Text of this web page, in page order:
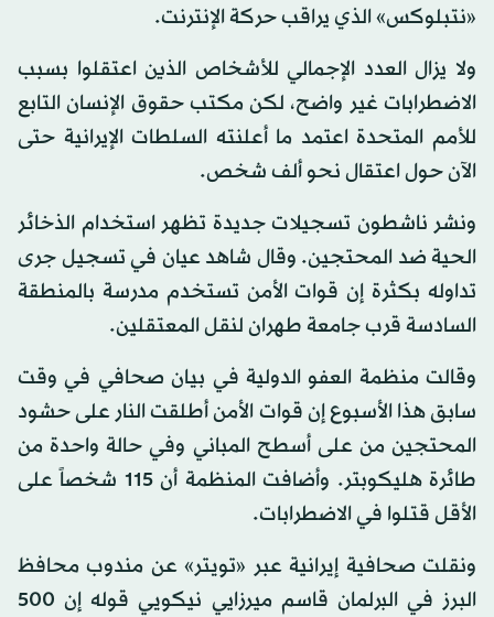
«نتبلوكس» الذي يراقب حركة الإنترنت.
ولا يزال العدد الإجمالي للأشخاص الذين اعتقلوا بسبب
الاضطرابات غير واضح، لكن مكتب حقوق الإنسان التابع
للأمم المتحدة اعتمد ما أعلنته السلطات الإيرانية حتى
الآن حول اعتقال نحو ألف شخص.
ونشر ناشطون تسجيلات جديدة تظهر استخدام الذخائر
الحية ضد المحتجين. وقال شاهد عيان في تسجيل جرى
تداوله بكثرة إن قوات الأمن تستخدم مدرسة بالمنطقة
السادسة قرب جامعة طهران لنقل المعتقلين.
وقالت منظمة العفو الدولية في بيان صحافي في وقت
سابق هذا الأسبوع إن قوات الأمن أطلقت النار على حشود
المحتجين من على أسطح المباني وفي حالة واحدة من
طائرة هليكوبتر. وأضافت المنظمة أن 115 شخصاً على
الأقل قتلوا في الاضطرابات.
ونقلت صحافية إيرانية عبر «تويتر» عن مندوب محافظ
البرز في البرلمان قاسم ميرزايي نيكويي قوله إن 500